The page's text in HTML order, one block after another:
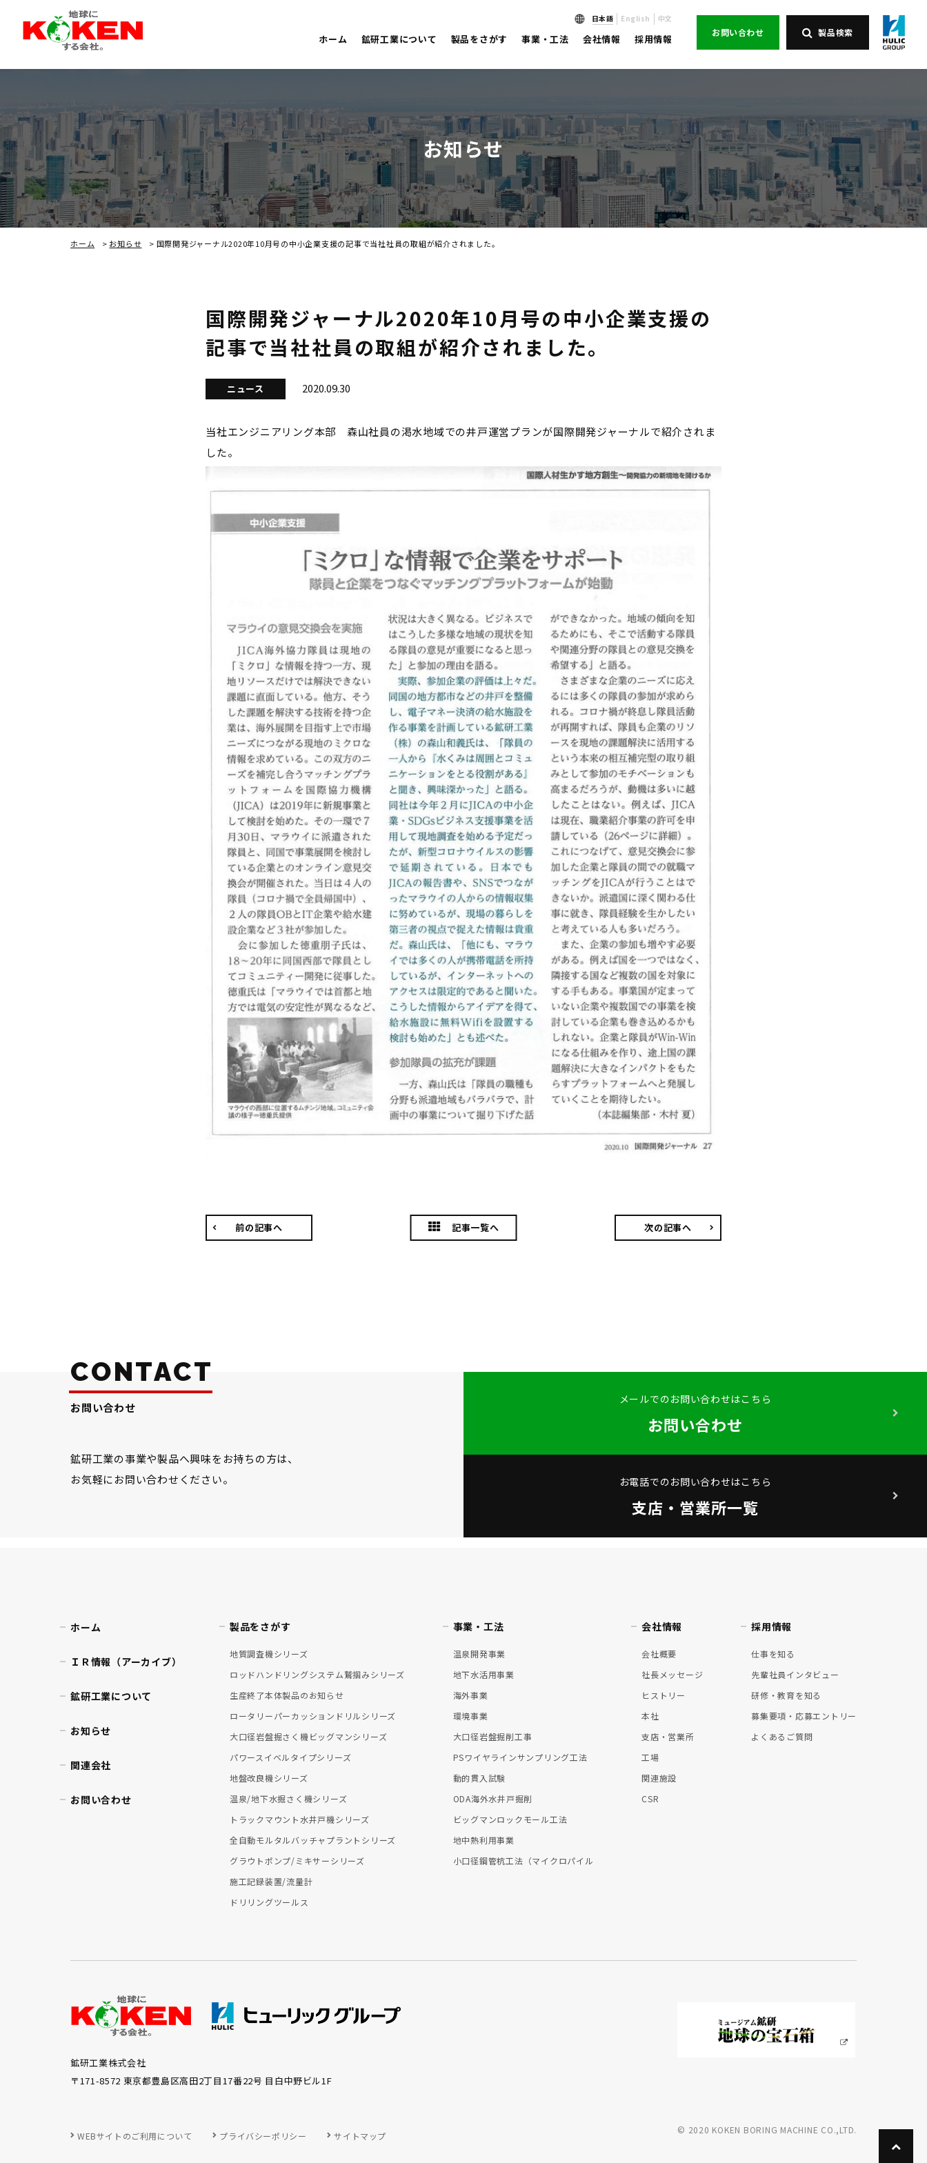
日本語 English 中文
ホーム 鉱研工業について 製品をさがす 事業・工法 会社情報 採用情報
お問い合わせ 製品検索
お知らせ
ホーム > お知らせ > 国際開発ジャーナル2020年10月号の中小企業支援の記事で当社社員の取組が紹介されました。
国際開発ジャーナル2020年10月号の中小企業支援の
記事で当社社員の取組が紹介されました。
ニュース 2020.09.30
当社エンジニアリング本部 森山社員の渇水地域での井戸運営プランが国際開発ジャーナルで紹介されま
した。
前の記事へ 記事一覧へ 次の記事へ
CONTACT
お問い合わせ
鉱研工業の事業や製品へ興味をお持ちの方は、
お気軽にお問い合わせください。
メールでのお問い合わせはこちら
お問い合わせ
お電話でのお問い合わせはこちら
支店・営業所一覧
ホーム
ＩＲ情報（アーカイブ）
鉱研工業について
お知らせ
関連会社
お問い合わせ
製品をさがす
地質調査機シリーズ
ロッドハンドリングシステム鷲掴みシリーズ
生産終了本体製品のお知らせ
ロータリーパーカッションドリルシリーズ
大口径岩盤掘さく機ビッグマンシリーズ
パワースイベルタイプシリーズ
地盤改良機シリーズ
温泉/地下水掘さく機シリーズ
トラックマウント水井戸機シリーズ
全自動モルタルバッチャプラントシリーズ
グラウトポンプ/ミキサーシリーズ
施工記録装置/流量計
ドリリングツールス
事業・工法
温泉開発事業
地下水活用事業
海外事業
環境事業
大口径岩盤掘削工事
PSワイヤラインサンプリング工法
動的貫入試験
ODA海外水井戸掘削
ビッグマンロックモール工法
地中熱利用事業
小口径鋼管杭工法（マイクロパイル
会社情報
会社概要
社長メッセージ
ヒストリー
本社
支店・営業所
工場
関連施設
CSR
採用情報
仕事を知る
先輩社員インタビュー
研修・教育を知る
募集要項・応募エントリー
よくあるご質問
鉱研工業株式会社
〒171-8572 東京都豊島区高田2丁目17番22号 目白中野ビル1F
WEBサイトのご利用について プライバシーポリシー サイトマップ © 2020 KOKEN BORING MACHINE CO.,LTD.